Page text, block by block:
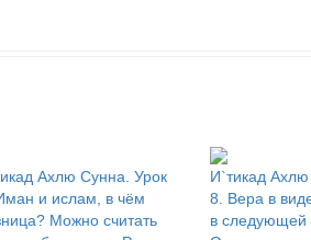
Ахлю Сунна. Урок
и ислам, в чём
Можно считать
И`тикад
8. Вера в
в следующей